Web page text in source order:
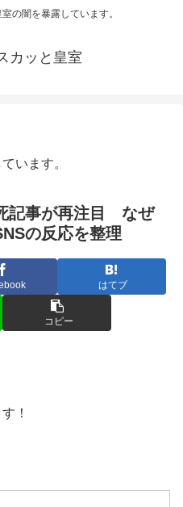
の闇を暴露しています。
カッと皇室
います。
記事が再注目 なぜ
の反応を整理
はてブ
コピー
！